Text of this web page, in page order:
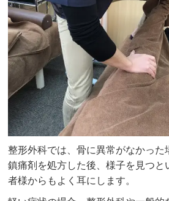
整形外科では、骨に異常がなかった
鎮痛剤を処方した後、様子を見つと
者様からもよく耳にします。